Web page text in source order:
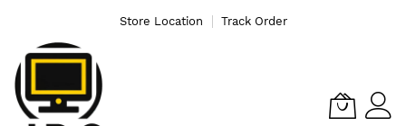
Store Location Track Order